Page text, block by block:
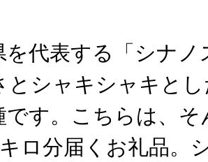
代表する「シナノ
とシャキシャキと
です。こちらは、
ロ分届くお礼品。